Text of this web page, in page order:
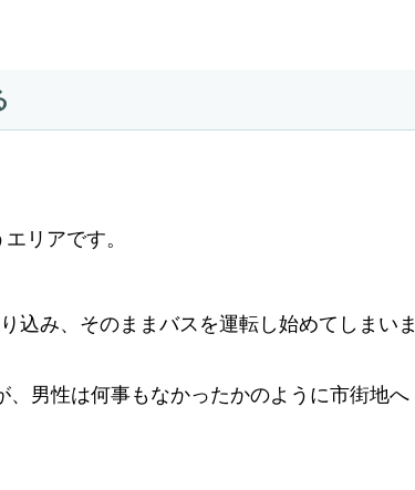
リアです。
込み、そのままバスを運転し始めてしまいま
男性は何事もなかったかのように市街地へ